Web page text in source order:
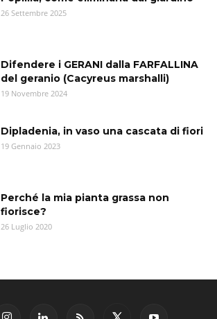
26 Settembre 2025
Difendere i GERANI dalla FARFALLINA
del geranio (Cacyreus marshalli)
19 Novembre 2024
Dipladenia, in vaso una cascata di fiori
19 Gennaio 2023
Perché la mia pianta grassa non
fiorisce?
26 Luglio 2020